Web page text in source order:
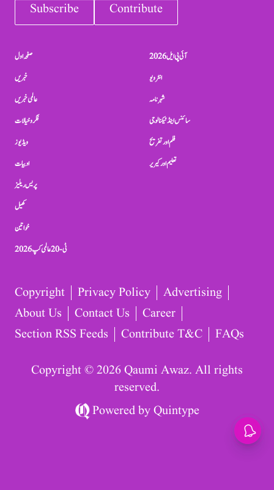
Subscribe Contribute
صفحہ اول
خبریں
عالمی خبریں
فکر و خیالات
ویڈیوز
ادبیات
پریس ریلیز
کھیل
خواتین
ٹی-20 عالمی کپ 2026
آئی پی ایل 2026
انٹرویو
شہرنامہ
سائنس اینڈ ٹیکنالوجی
فلم اور تفریح
تعلیم اور کیریر
Copyright Privacy Policy
Advertising
About Us
Contact Us
Career
Section RSS Feeds
Contribute T&C FAQs
Copyright © 2026 Qaumi Awaz. All rights
reserved.
Powered byQuintype